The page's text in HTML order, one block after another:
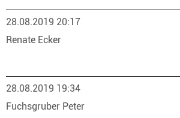
28.08.2019 20:17
Renate Ecker
28.08.2019 19:34
Fuchsgruber Peter